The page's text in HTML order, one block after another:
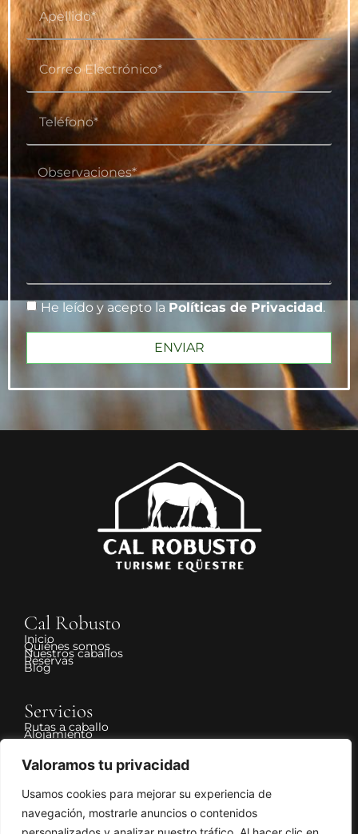
Valoramos tu privacidad
Usamos cookies para mejorar su experiencia de
navegación, mostrarle anuncios o contenidos
He leído y acepto la Políticas de Privacidad.
ENVIAR
Cal Robusto
Inicio
Quiénes somos
Nuestros caballos
Reservas
Blog
Servicios
Rutas a caballo
Alojamiento
Legal
Aviso Legal
Política de Privacidad
Política de Cookies
Declaración de accesibilidad
Política de cancelación y devolución